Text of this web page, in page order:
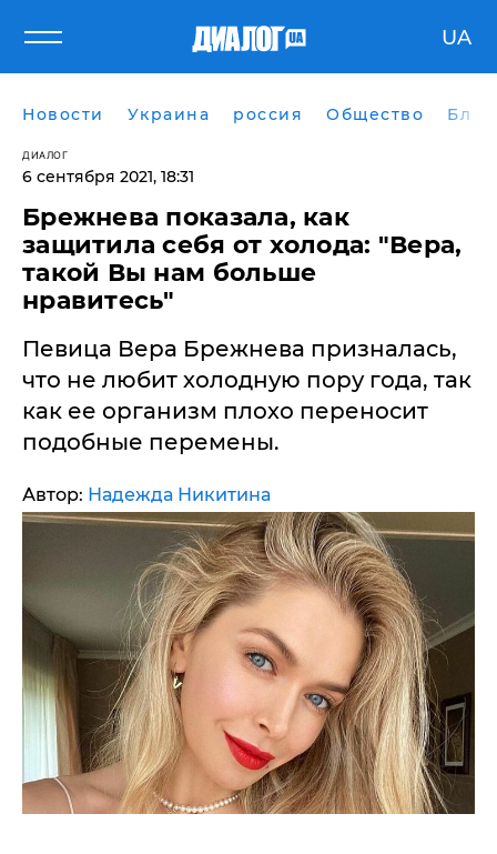
UA
Новости Украина россия Общество
ДИАЛОГ
6 сентября 2021, 18:31
Брежнева показала, как
защитила себя от холода: "Вера,
такой Вы нам больше
нравитесь"
Певица Вера Брежнева призналась,
что не любит холодную пору года, так
как ее организм плохо переносит
подобные перемены.
Автор: Надежда Никитина